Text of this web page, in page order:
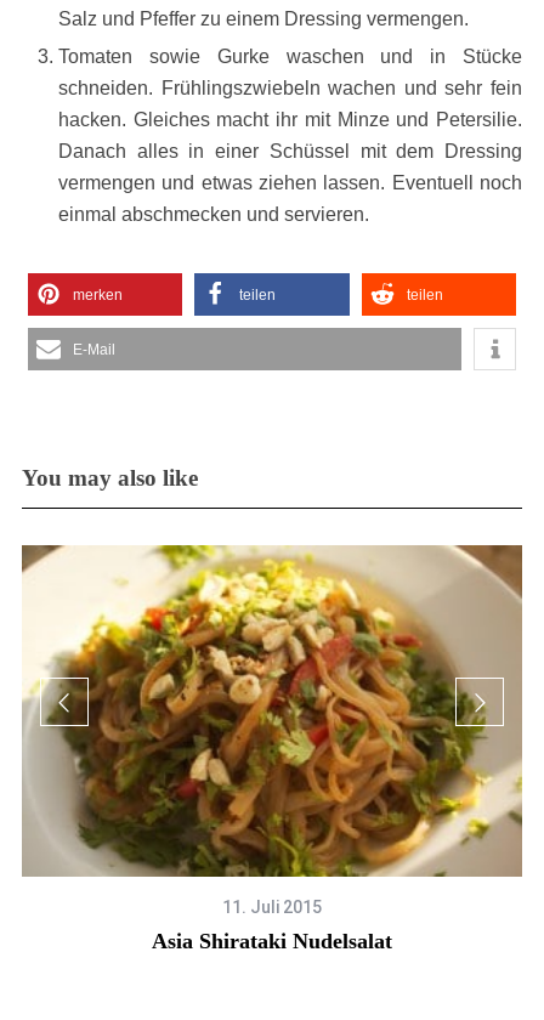
Salz und Pfeffer zu einem Dressing vermengen.
Tomaten sowie Gurke waschen und in Stücke
schneiden. Frühlingszwiebeln wachen und sehr fein
hacken. Gleiches macht ihr mit Minze und Petersilie.
Danach alles in einer Schüssel mit dem Dressing
vermengen und etwas ziehen lassen. Eventuell noch
einmal abschmecken und servieren.
merken teilen teilen
E-Mail
You may also like
11. Juli 2015
Asia Shirataki Nudelsalat